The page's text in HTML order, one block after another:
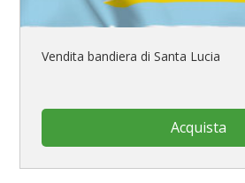
Vendita bandiera di Santa Lucia
Acquista